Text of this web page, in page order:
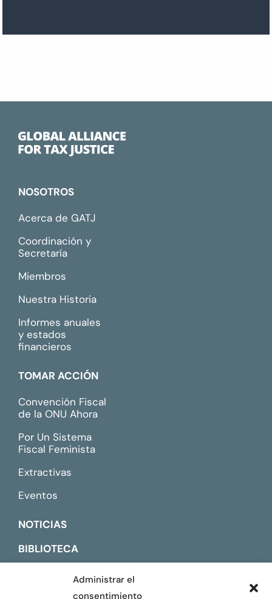
Administrar el
consentimiento
NOSOTROS
Acerca de GATJ
Coordinación y
Secretaría
Miembros
Nuestra Historia
Informes anuales
y estados
financieros
TOMAR ACCIÓN
Convención Fiscal
de la ONU Ahora
Por Un Sistema
Fiscal Feminista
Extractivas
Eventos
NOTICIAS
BIBLIOTECA